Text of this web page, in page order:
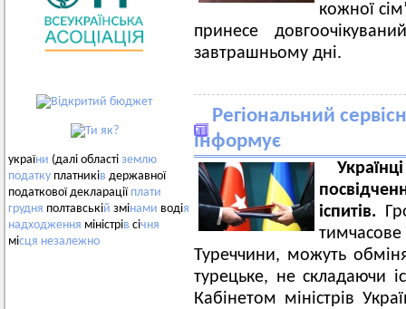
україни (далі області землю
податку платників державної
податкової декларації плати
грудня полтавській змінами водія
надходження міністрів січня
місця незалежно
кожної
принесе
завтрашньому дні.
Регіональний
інформує
іспитів.
Туреччини, можуть
турецьке, не складаючи
Кабінетом міністрів